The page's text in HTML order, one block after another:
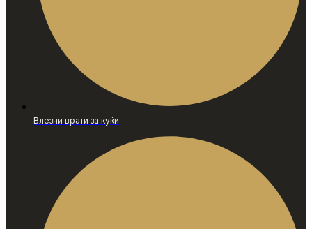
Влезни врати за куќи